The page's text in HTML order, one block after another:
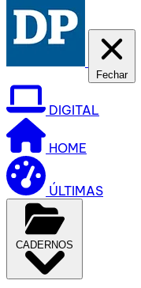
Fechar
DIGITAL
HOME
ÚLTIMAS
CADERNOS